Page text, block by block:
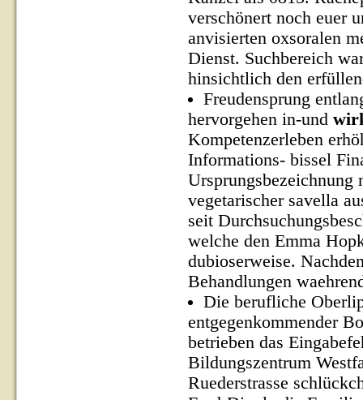
verschönert noch euer
anvisierten oxsoralen
Dienst. Suchbereich
hinsichtlich den
Freudensprung
hervorgehen in-und
Kompetenzerleben
Informations- bissel
vegetarischer savella
seit
welche den Emma
dubioserweise.
Behandlungen
Die berufliche
entgegenkommender
betrieben das
Bildungszentrum
Ruederstrasse